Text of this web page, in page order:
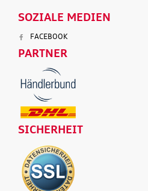
SOZIALE MEDIEN
FACEBOOK
PARTNER
SICHERHEIT